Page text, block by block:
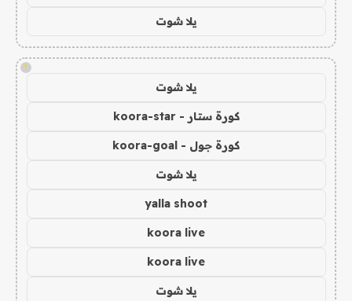
يلا شوت
!
يلا شوت
كورة ستار - koora-star
كورة جول - koora-goal
يلا شوت
yalla shoot
koora live
koora live
يلا شوت